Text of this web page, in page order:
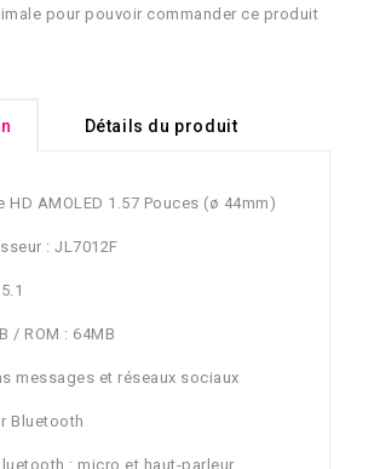
pour pouvoir commander ce produit
Détails du produit
HD AMOLED 1.57 Pouces (ø 44mm)
: JL7012F
/ ROM : 64MB
messages et réseaux sociaux
Bluetooth
: micro et haut-parleur